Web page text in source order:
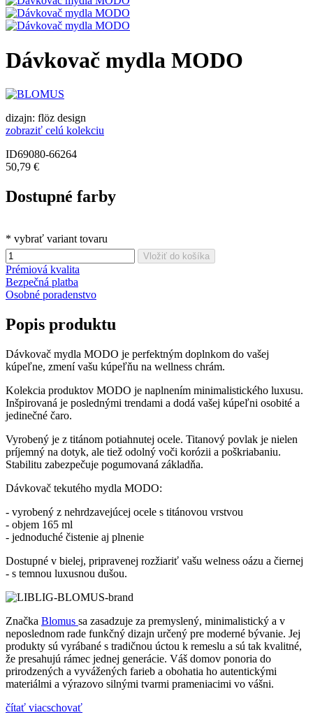
Dávkovač mydla MODO
dizajn: flöz design
zobraziť celú kolekciu
ID69080-66264
50,79 €
Dostupné farby
* vybrať variant tovaru
Vložiť do košíka
Prémiová kvalita
Bezpečná platba
Osobné poradenstvo
Popis produktu
Dávkovač mydla MODO je perfektným doplnkom do vašej
kúpeľne, zmení vašu kúpeľňu na wellness chrám.
Kolekcia produktov MODO je naplnením minimalistického luxusu.
Inšpirovaná je poslednými trendami a dodá vašej kúpeľni osobité a
jedinečné čaro.
Vyrobený je z titánom potiahnutej ocele. Titanový povlak je nielen
príjemný na dotyk, ale tiež odolný voči korózii a poškriabaniu.
Stabilitu zabezpečuje pogumovaná základňa.
Dávkovač tekutého mydla MODO:
- vyrobený z nehrdzavejúcej ocele s titánovou vrstvou
- objem 165 ml
- jednoduché čistenie aj plnenie
Dostupné v bielej, pripravenej rozžiariť vašu welness oázu a čiernej
- s temnou luxusnou dušou.
Značka Blomus sa zasadzuje za premyslený, minimalistický a v
neposlednom rade funkčný dizajn určený pre moderné bývanie. Jej
produkty sú vyrábané s tradičnou úctou k remeslu a sú tak kvalitné,
že presahujú rámec jednej generácie. Váš domov ponoria do
prirodzených a vyvážených farieb a obohatia ho autentickými
materiálmi a výrazovo silnými tvarmi prameniacimi vo vášni.
čítať viacschovať